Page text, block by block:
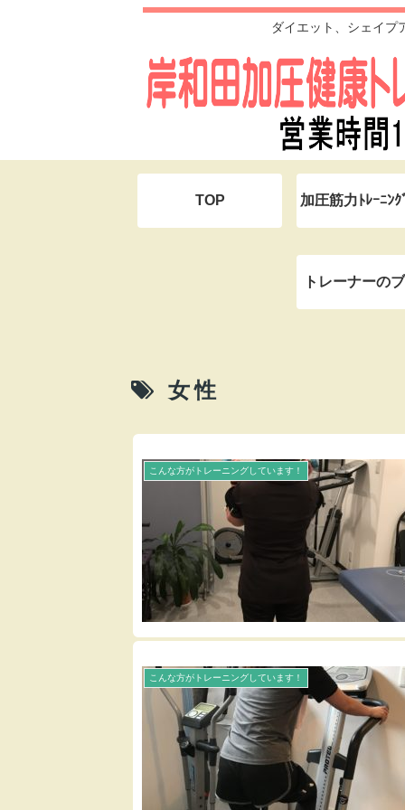
ダイエット、シェイプ
TOP 加圧筋力ﾄﾚｰﾆﾝ
トレーナーの
女性
こんな方がトレーニングしています！
こんな方がトレーニングしています！